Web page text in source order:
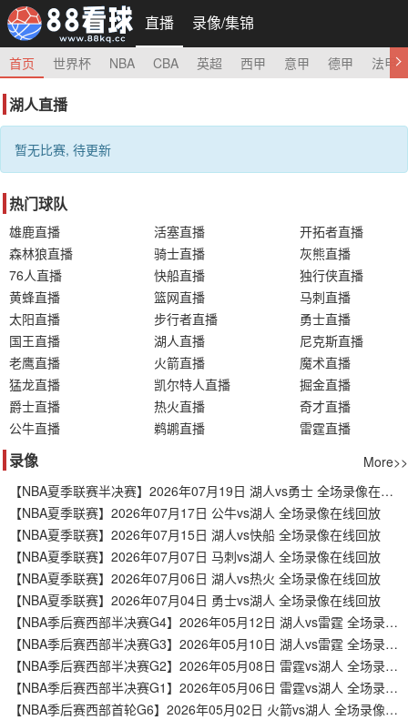
直播 录像/集锦
首页 世界杯 NBA CBA 英超 西甲 意甲 德甲 法甲
湖人直播
暂无比赛, 待更新
热门球队
雄鹿直播 活塞直播
开拓者直播
森林狼直播
骑士直播
灰熊直播
76人直播
快船直播
独行侠直播
黄蜂直播
篮网直播
马刺直播
太阳直播
步行者直播
勇士直播
国王直播
湖人直播
尼克斯直播
老鹰直播
火箭直播
魔术直播
猛龙直播
凯尔特人直播
掘金直播
爵士直播
热火直播
奇才直播
公牛直播
鹈鹕直播 雷霆直播
录像
More>>
【NBA夏季联赛半决赛】2026年07月19日 湖人vs勇士 全场录像在线回放
【NBA夏季联赛】2026年07月17日 公牛vs湖人 全场录像在线回放
【NBA夏季联赛】2026年07月15日 湖人vs快船 全场录像在线回放
【NBA夏季联赛】2026年07月07日 马刺vs湖人 全场录像在线回放
【NBA夏季联赛】2026年07月06日 湖人vs热火 全场录像在线回放
【NBA夏季联赛】2026年07月04日 勇士vs湖人 全场录像在线回放
【NBA季后赛西部半决赛G4】2026年05月12日 湖人vs雷霆 全场录像在线回放
【NBA季后赛西部半决赛G3】2026年05月10日 湖人vs雷霆 全场录像在线回放
【NBA季后赛西部半决赛G2】2026年05月08日 雷霆vs湖人 全场录像在线回放
【NBA季后赛西部半决赛G1】2026年05月06日 雷霆vs湖人 全场录像在线回放
【NBA季后赛西部首轮G6】2026年05月02日 火箭vs湖人 全场录像在线回放